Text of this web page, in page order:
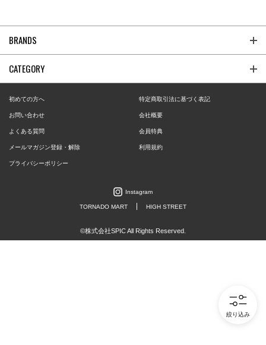
絞り込み
BRANDS
CATEGORY
初めての方へ 特定商取引法に基づく表記
お問い合わせ 会社概要
よくある質問 会員特典
メールマガジン登録・解除 利用規約
プライバシーポリシー
Instagram
TORNADO MART HIGH STREET
©株式会社SPIC All Rights Reserved.